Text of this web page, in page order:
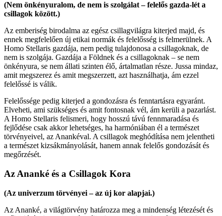
(Nem önkényuralom, de nem is szolgálat – felelős gazda-lét a
csillagok között.)
Az emberiség birodalma az egész csillagvilágra kiterjed majd, és
ennek megfelelően új etikai normák és felelősség is felmerülnek. A
Homo Stellaris gazdája, nem pedig tulajdonosa a csillagoknak, de
nem is szolgája. Gazdája a Földnek és a csillagoknak – se nem
önkényura, se nem állati szinten élő, ártalmatlan része. Jussa mindaz,
amit megszerez és amit megszerzett, azt használhatja, ám ezzel
felelőssé is válik.
Felelőssége pedig kiterjed a gondozásra és fenntartásra egyaránt​​.
Elveheti, ami szükséges és amit fontosnak vél, ám kerüli a pazarlást.
A Homo Stellaris felismeri, hogy hosszú távú fennmaradása és
fejlődése csak akkor lehetséges, ha harmóniában él a természet
törvényeivel, az Anankéval​. A csillagok meghódítása nem jelentheti
a természet kizsákmányolását, hanem annak felelős gondozását és
megőrzését.
Az Ananké és a Csillagok Kora
(Az univerzum törvényei – az új kor alapjai.)
Az Ananké, a világtörvény határozza meg a mindenség létezését és